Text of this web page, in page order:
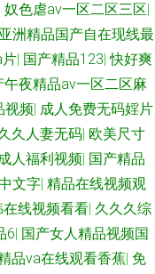
奴色虐av一区二区三区|
亚洲精品国产自在现线最
| 国产精品123|快好爽
午夜精品av一区二区麻
视频| 成人免费无码婬片
久人妻无码| 欧美尺寸
人福利视频| 国产精品
文字| 精品在线视频观
在线视频看看| 久久久综
6| 国产女人精品视频国
品va在线观看香蕉| 免